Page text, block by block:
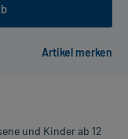
und Kinder ab 12